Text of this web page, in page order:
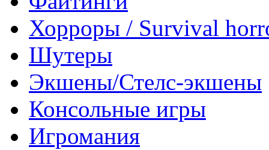
Хорроры / Survival
Шутеры
Экшены/Стелс-экшены
Консольные игры
Игромания